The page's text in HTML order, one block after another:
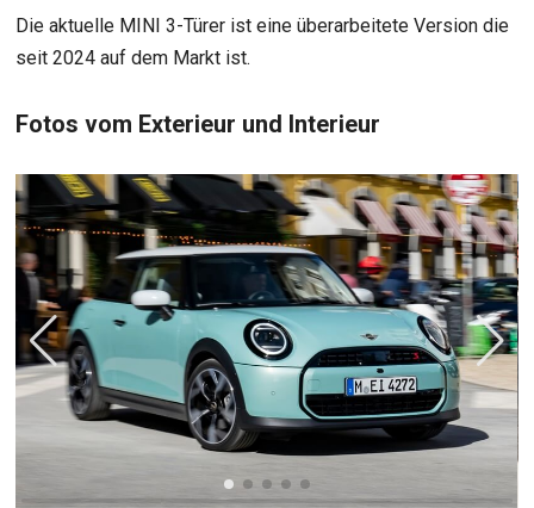
Die aktuelle MINI 3-Türer ist eine überarbeitete Version die
seit 2024 auf dem Markt ist.
Fotos vom Exterieur und Interieur